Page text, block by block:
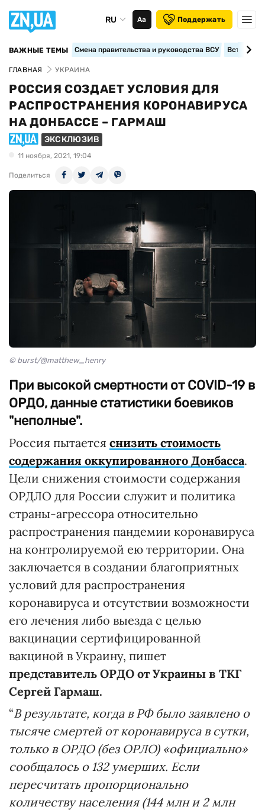
RU Аа Поддержать
ВАЖНЫЕ ТЕМЫ Смена правительства и руководства ВСУ
ГЛАВНАЯ УКРАИНА
РОССИЯ СОЗДАЕТ УСЛОВИЯ ДЛЯ
РАСПРОСТРАНЕНИЯ КОРОНАВИРУСА
НА ДОНБАССЕ – ГАРМАШ
ЭКСКЛЮЗИВ
11 ноября, 2021, 19:04
Поделиться
© burst/@matthew_henry
При высокой смертности от COVID-19 в
ОРДО, данные статистики боевиков
"неполные".
Россия пытается снизить стоимость
содержания оккупированного Донбасса.
Цели снижения стоимости содержания
ОРДЛО для России служит и политика
страны-агрессора относительно
распространения пандемии коронавируса
на контролируемой ею территории. Она
заключается в создании благоприятных
условий для распространения
коронавируса и отсутствии возможности
его лечения либо выезда с целью
вакцинации сертифицированной
вакциной в Украину, пишет
представитель ОРДО от Украины в ТКГ
Сергей Гармаш.
“В результате, когда в РФ было заявлено о
тысяче смертей от коронавируса в сутки,
только в ОРДО (без ОРЛО) «официально»
сообщалось о 132 умерших. Если
пересчитать пропорционально
количеству населения (144 млн и 2 млн